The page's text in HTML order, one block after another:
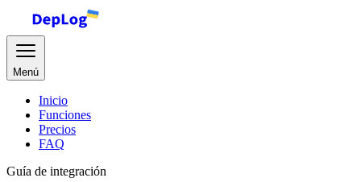
Menú
Inicio
Funciones
Precios
FAQ
Guía de integración